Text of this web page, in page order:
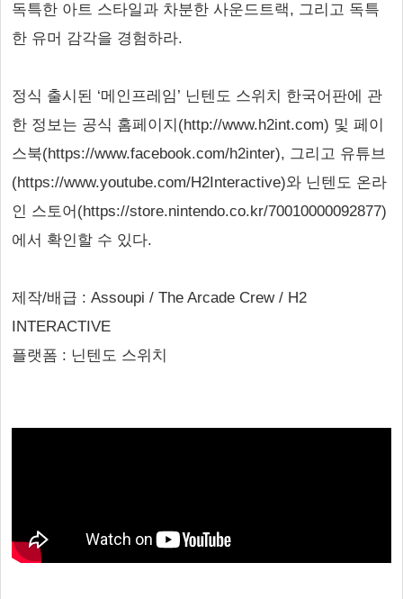
독특한 아트 스타일과 차분한 사운드트랙, 그리고 독특
한 유머 감각을 경험하라.
정식 출시된 ‘메인프레임’ 닌텐도 스위치 한국어판에 관
한 정보는 공식 홈페이지(http://www.h2int.com) 및 페이
스북(https://www.facebook.com/h2inter), 그리고 유튜브
(https://www.youtube.com/H2Interactive)와 닌텐도 온라
인 스토어(https://store.nintendo.co.kr/70010000092877)
에서 확인할 수 있다.
제작/배급 : Assoupi / The Arcade Crew / H2
INTERACTIVE
플랫폼 : 닌텐도 스위치